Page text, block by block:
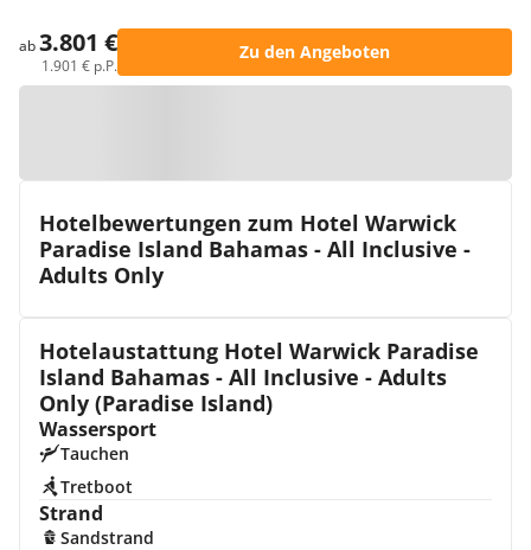
ab3.801 €
1.901 € p.P.
Zu den Angeboten
Hotelbewertungen zum Hotel Warwick
Paradise Island Bahamas - All Inclusive -
Adults Only
Hotelaustattung Hotel Warwick Paradise
Island Bahamas - All Inclusive - Adults
Only (Paradise Island)
Wassersport
Tauchen
Tretboot
Strand
Sandstrand